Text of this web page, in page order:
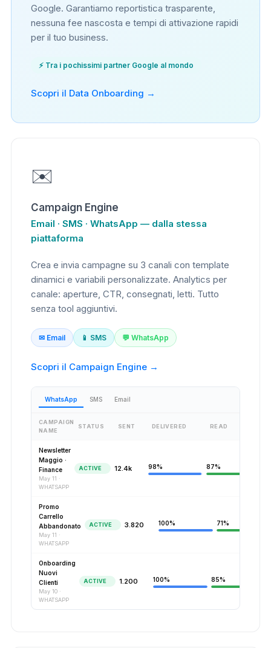
Google. Garantiamo reportistica trasparente,
nessuna fee nascosta e tempi di attivazione rapidi
per il tuo business.
⚡ Tra i pochissimi partner Google al mondo
Scopri il Data Onboarding →
✉️
Campaign Engine
Email · SMS · WhatsApp — dalla stessa
piattaforma
Crea e invia campagne su 3 canali con template
dinamici e variabili personalizzate. Analytics per
canale: aperture, CTR, consegnati, letti. Tutto
senza tool aggiuntivi.
✉ Email 📱 SMS 💬 WhatsApp
Scopri il Campaign Engine →
WhatsApp SMS Email
CAMPAIGN
NAME
STATUS SENT DELIVERED READ
Newsletter
Maggio ·
Finance
May 11 ·
WHATSAPP
ACTIVE 12.4k 98% 87%
Promo
Carrello
Abbandonato
May 11 ·
WHATSAPP
ACTIVE 3.820 100% 71%
Onboarding
Nuovi
Clienti
May 10 ·
WHATSAPP
ACTIVE 1.200 100% 85%